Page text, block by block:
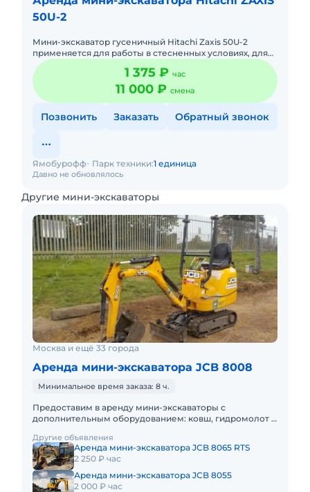
50U-2
Мини-экскаватор гусеничный Hitachi Zaxis 50U-2
применяется для работы в стесненных условиях, для
прокладки технических коммуникаций, коммуникаций
в строящихся
1 375 ₽ час
11 000 ₽ смена
Позвонить Заказать Обратный звонок
Давно не обновлялось
Ямобурофф Парк техники:1 единица
Другие мини-экскаваторы
Москва и ещё 33 города
Аренда мини-экскаватора JCB 8008
Минимальное время заказа: 8 ч.
Предоставим в аренду мини-экскаваторы с
дополнительным оборудованием: ковш, гидромолот и
доставка эвакуатором о
Другие объявления
Аренда мини-экскаватора JCB 8065 RTS
2 250 ₽ час
Аренда мини-экскаватора JCB 8055
2 000 ₽ час